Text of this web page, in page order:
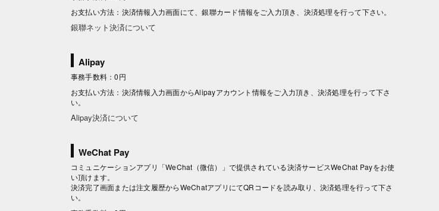
お支払い方法：決済情報入力画面にて、銀聯カード情報をご入力頂き、決済処理を行って下さい。
銀聯ネット決済について
Alipay
事務手数料：0円
お支払い方法：決済情報入力画面からAlipayアカウント情報をご入力頂き、決済処理を行って下さ
い。
Alipay決済について
WeChat Pay
コミュニケーションアプリ「WeChat（微信）」で提供されている決済サービスWeChat Payをお使
い頂けます。
決済完了画面または注文履歴からWeChatアプリにてQRコードを読み取り、決済処理を行って下さ
い。